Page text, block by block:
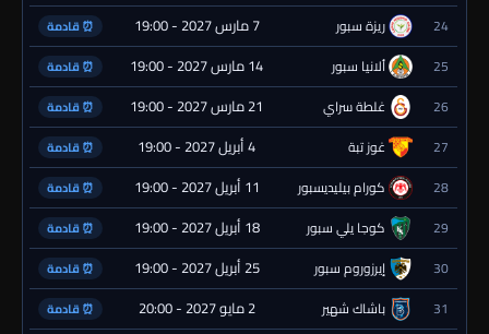
24 ريزة سبور 7 مارس 2027 - 19:00 ⏰ قادمة
25 ألانيا سبور 14 مارس 2027 - 19:00 ⏰ قادمة
26 غلطة سراي 21 مارس 2027 - 19:00 ⏰ قادمة
27 غوز تبة 4 أبريل 2027 - 19:00 ⏰ قادمة
28 كورام بيليديسبور 11 أبريل 2027 - 19:00 ⏰ قادمة
29 كوجا يلي سبور 18 أبريل 2027 - 19:00 ⏰ قادمة
30 إيرزوروم سبور 25 أبريل 2027 - 19:00 ⏰ قادمة
31 باشاك شهير 2 مايو 2027 - 20:00 ⏰ قادمة